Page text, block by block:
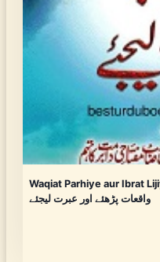
Waqiat Parhiye aur Ibrat
واقعات پڑھئے اور عبرت لیجئے